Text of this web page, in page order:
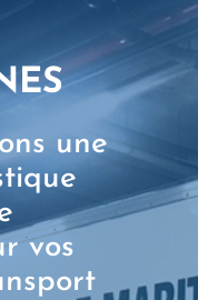
une
vos